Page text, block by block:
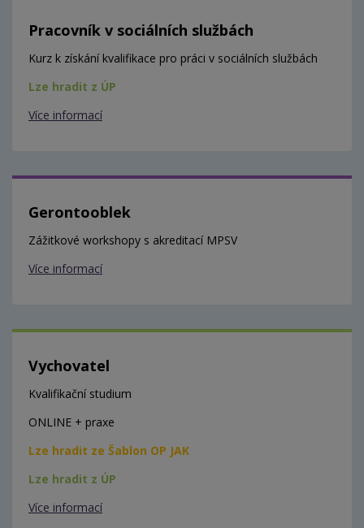
Pracovník v sociálních službách
Kurz k získání kvalifikace pro práci v sociálních službách
Lze hradit z ÚP
Více informací
Gerontooblek
Zážitkové workshopy s akreditací MPSV
Více informací
Vychovatel
Kvalifikační studium
ONLINE + praxe
Lze hradit ze Šablon OP JAK
Lze hradit z ÚP
Více informací